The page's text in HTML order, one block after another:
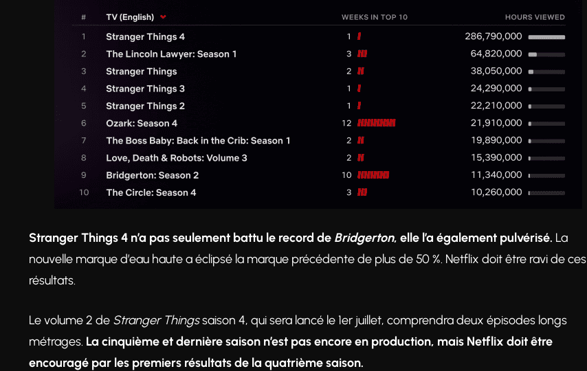
Stranger Things 4 n’a pas seulement battu le record de Bridgerton, elle l’a également pulvérisé. La
nouvelle marque d’eau haute a éclipsé la marque précédente de plus de 50 %. Netflix doit être ravi de ces
résultats.
Le volume 2 de Stranger Thingssaison 4, qui sera lancé le 1er juillet, comprendra deux épisodes longs
métrages. La cinquième et dernière saison n’est pas encore en production, mais Netflix doit être
encouragé par les premiers résultats de la quatrième saison.